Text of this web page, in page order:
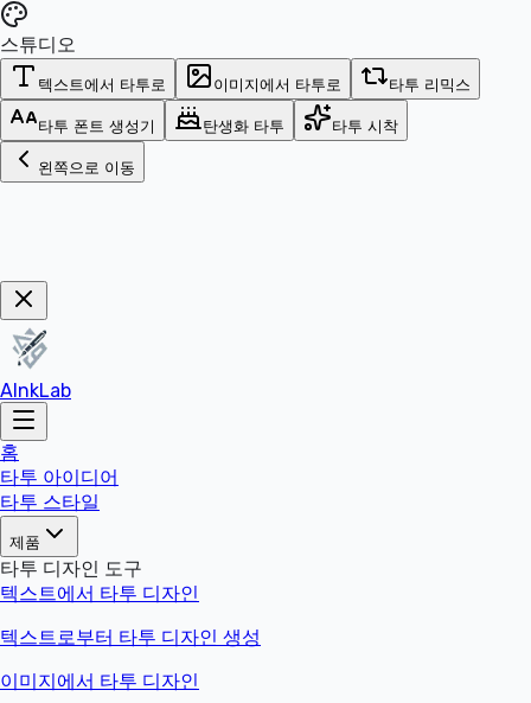
스튜디오
텍스트에서 타투로 이미지에서 타투로 타투 리믹스
타투 폰트 생성기 탄생화 타투 타투 시착
왼쪽으로 이동
지금 구매!
AInkLab
홈
타투 아이디어
타투 스타일
제품
타투 디자인 도구
텍스트에서 타투 디자인
텍스트로부터 타투 디자인 생성
이미지에서 타투 디자인